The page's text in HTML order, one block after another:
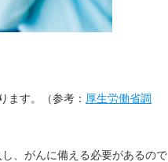
ます。（参考： 厚生労働省調
、がんに備える必要があるので